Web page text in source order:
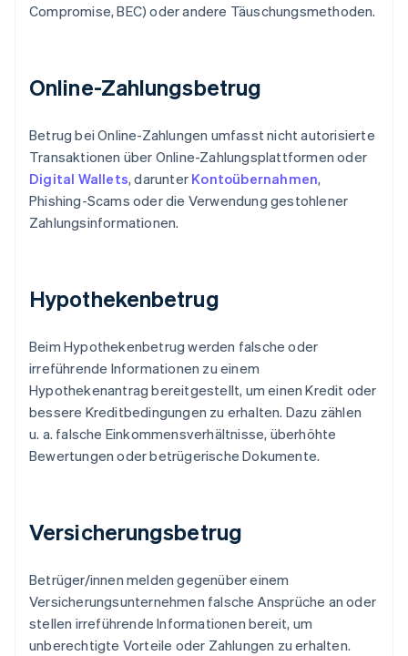
Compromise, BEC) oder andere Täuschungsmethoden.
Online-Zahlungsbetrug
Betrug bei Online-Zahlungen umfasst nicht autorisierte
Transaktionen über Online-Zahlungsplattformen oder
Digital Wallets, darunter Kontoübernahmen,
Phishing-Scams oder die Verwendung gestohlener
Zahlungsinformationen.
Hypothekenbetrug
Beim Hypothekenbetrug werden falsche oder
irreführende Informationen zu einem
Hypothekenantrag bereitgestellt, um einen Kredit oder
bessere Kreditbedingungen zu erhalten. Dazu zählen
u. a. falsche Einkommensverhältnisse, überhöhte
Bewertungen oder betrügerische Dokumente.
Versicherungsbetrug
Betrüger/innen melden gegenüber einem
Versicherungsunternehmen falsche Ansprüche an oder
stellen irreführende Informationen bereit, um
unberechtigte Vorteile oder Zahlungen zu erhalten.